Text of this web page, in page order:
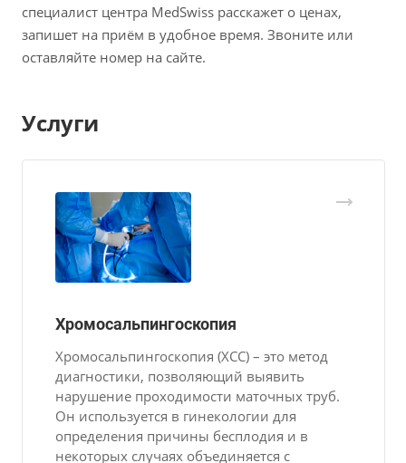
специалист центра MedSwiss расскажет о ценах,
запишет на приём в удобное время. Звоните или
оставляйте номер на сайте.
Услуги
Хромосальпингоскопия
Хромосальпингоскопия (ХСС) – это метод
диагностики, позволяющий выявить
нарушение проходимости маточных труб.
Он используется в гинекологии для
определения причины бесплодия и в
некоторых случаях объединяется с